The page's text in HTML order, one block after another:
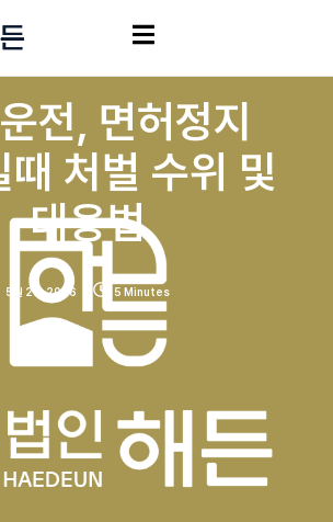
전, 면허정지
때 처벌 수위 및
대응법
5월 29, 2026 5 Minutes